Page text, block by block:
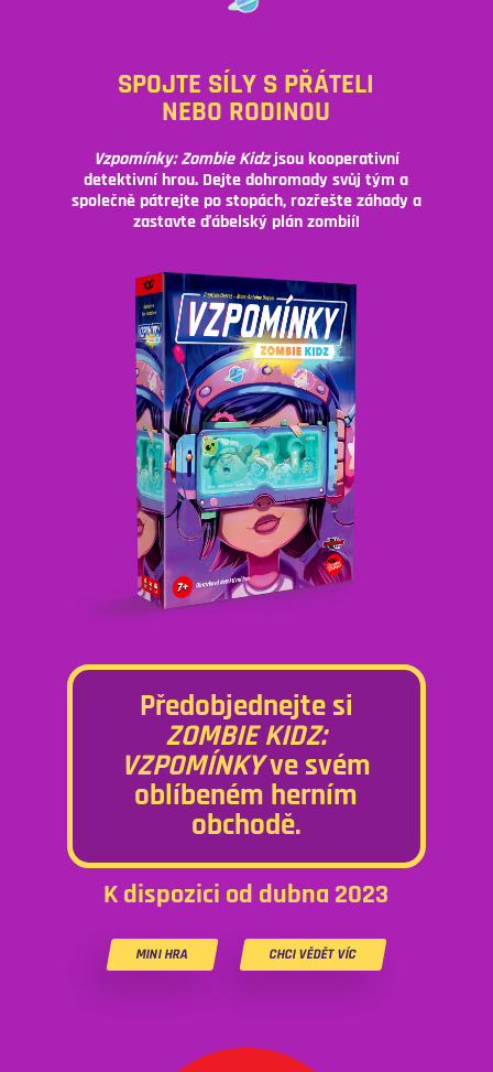
SPOJTE SÍLY S PŘÁTELI
NEBO RODINOU
Vzpomínky: Zombie Kidzjsou kooperativní
detektivní hrou. Dejte dohromady svůj tým a
společně pátrejte po stopách, rozřešte záhady a
zastavte ďábelský plán zombií!
Předobjednejte si
ZOMBIE KIDZ:
VZPOMÍNKYve svém
oblíbeném herním
obchodě.
K dispozici od dubna 2023
MINI HRA CHCI VĚDĚT VÍC